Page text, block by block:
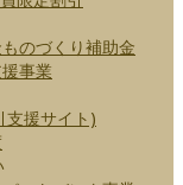
ものづくり補助金
事業
支援サイト)